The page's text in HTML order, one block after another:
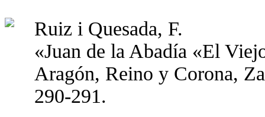
Ruiz i Quesada, F.
«Juan de la Abadía «El
Aragón, Reino y Corona,
290-291.